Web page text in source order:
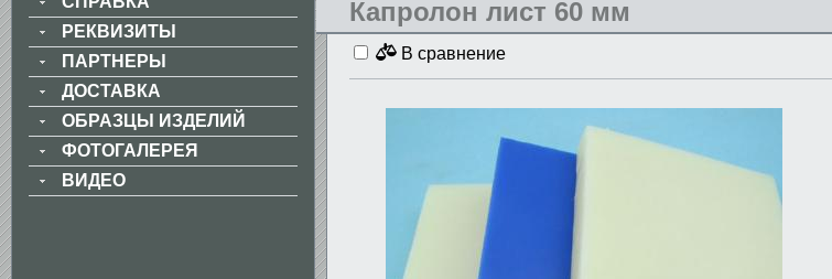
Капролон лист 60 мм
В сравнение
РЕКВИЗИТЫ
ПАРТНЕРЫ
ДОСТАВКА
ОБРАЗЦЫ ИЗДЕЛИЙ
ФОТОГАЛЕРЕЯ
ВИДЕО